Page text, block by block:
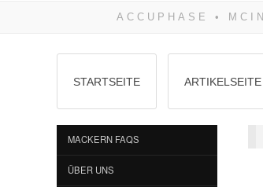
STARTSEITE ARTIKELSEITE
MACKERN FAQS
ÜBER UNS